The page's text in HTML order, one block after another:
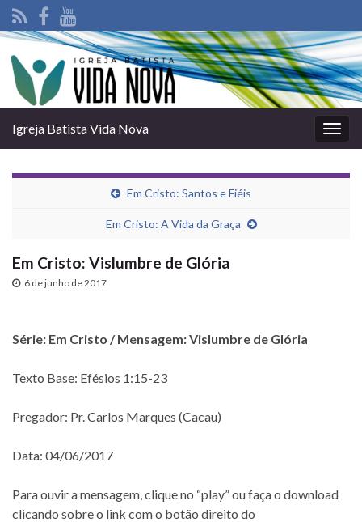
Igreja Batista Vida Nova
Em Cristo: Santos e Fiéis
Em Cristo: A Vida da Graça
Em Cristo: Vislumbre de Glória
6 de junho de 2017
Série: Em Cristo / Mensagem: Vislumbre de Glória
Texto Base: Efésios 1:15-23
Pregador: Pr. Carlos Marques (Cacau)
Data: 04/06/2017
Para ouvir a mensagem, clique no “play” ou faça o download
clicando sobre o link com o botão direito do